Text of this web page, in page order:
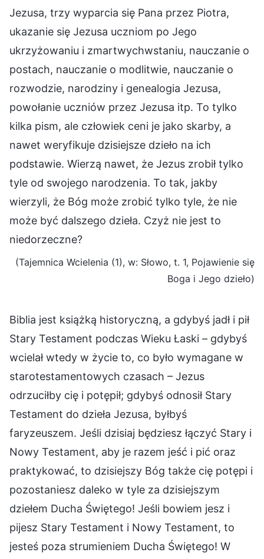
Jezusa, trzy wyparcia się Pana przez Piotra,
ukazanie się Jezusa uczniom po Jego
ukrzyżowaniu i zmartwychwstaniu, nauczanie o
postach, nauczanie o modlitwie, nauczanie o
rozwodzie, narodziny i genealogia Jezusa,
powołanie uczniów przez Jezusa itp. To tylko
kilka pism, ale człowiek ceni je jako skarby, a
nawet weryfikuje dzisiejsze dzieło na ich
podstawie. Wierzą nawet, że Jezus zrobił tylko
tyle od swojego narodzenia. To tak, jakby
wierzyli, że Bóg może zrobić tylko tyle, że nie
może być dalszego dzieła. Czyż nie jest to
niedorzeczne?
(Tajemnica Wcielenia (1), w: Słowo, t. 1, Pojawienie się
Boga i Jego dzieło)
Biblia jest książką historyczną, a gdybyś jadł i pił
Stary Testament podczas Wieku Łaski – gdybyś
wcielał wtedy w życie to, co było wymagane w
starotestamentowych czasach – Jezus
odrzuciłby cię i potępił; gdybyś odnosił Stary
Testament do dzieła Jezusa, byłbyś
faryzeuszem. Jeśli dzisiaj będziesz łączyć Stary i
Nowy Testament, aby je razem jeść i pić oraz
praktykować, to dzisiejszy Bóg także cię potępi i
pozostaniesz daleko w tyle za dzisiejszym
dziełem Ducha Świętego! Jeśli bowiem jesz i
pijesz Stary Testament i Nowy Testament, to
jesteś poza strumieniem Ducha Świętego! W